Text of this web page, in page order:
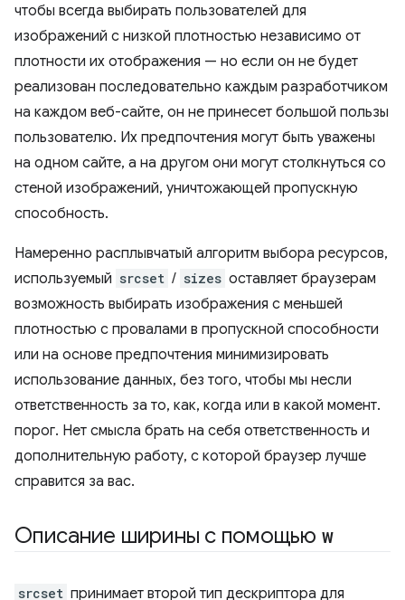
чтобы всегда выбирать пользователей для
изображений с низкой плотностью независимо от
плотности их отображения — но если он не будет
реализован последовательно каждым разработчиком
на каждом веб-сайте, он не принесет большой пользы
пользователю. Их предпочтения могут быть уважены
на одном сайте, а на другом они могут столкнуться со
стеной изображений, уничтожающей пропускную
способность.
Намеренно расплывчатый алгоритм выбора ресурсов,
используемый srcset / sizes оставляет браузерам
возможность выбирать изображения с меньшей
плотностью с провалами в пропускной способности
или на основе предпочтения минимизировать
использование данных, без того, чтобы мы несли
ответственность за то, как, когда или в какой момент.
порог. Нет смысла брать на себя ответственность и
дополнительную работу, с которой браузер лучше
справится за вас.
Описание ширины с помощью w
srcset принимает второй тип дескриптора для